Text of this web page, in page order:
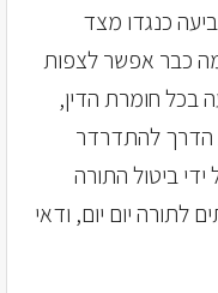
כנגדו מצד
כבר אפשר לצפות
בכל חומרת הדין,
הדרך להתדרדר
ביטול התורה
יום יום, ודאי